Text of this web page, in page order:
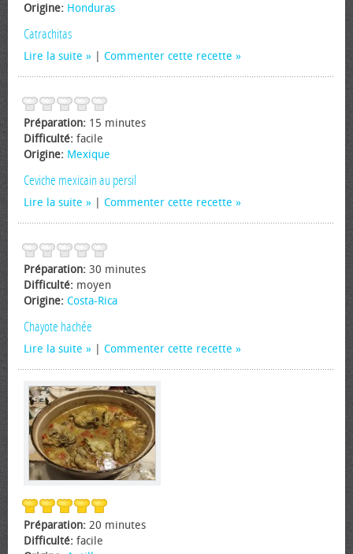
Origine: Honduras
Catrachitas
Lire la suite Commenter cette recette
Préparation: 15 minutes
Difficulté: facile
Origine: Mexique
Ceviche mexicain au persil
Lire la suite Commenter cette recette
Préparation: 30 minutes
Difficulté: moyen
Origine: Costa-Rica
Chayote hachée
Lire la suite Commenter cette recette
Préparation: 20 minutes
Difficulté: facile